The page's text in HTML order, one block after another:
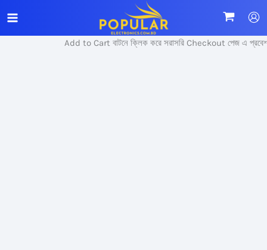
to
content
Add to Cart বাটনে ক্লিক করে সরাসরি Checkout পেজ এ প্রবেশ